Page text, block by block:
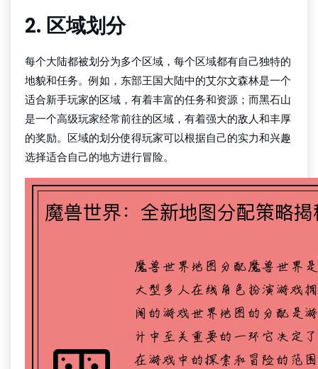
2. 区域划分
每个大陆都被划分为多个区域，每个区域都有自己独特的
地貌和任务。例如，东部王国大陆中的艾尔文森林是一个
适合新手玩家的区域，有着丰富的任务和资源；而黑石山
是一个高级玩家经常前往的区域，有着强大的敌人和丰厚
的奖励。区域的划分使得玩家可以根据自己的实力和兴趣
选择适合自己的地方进行冒险。